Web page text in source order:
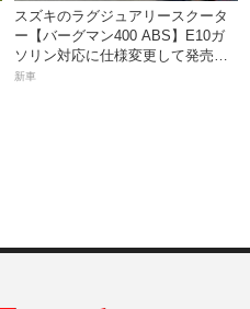
スズキのラグジュアリースクータ
ー【バーグマン400 ABS】E10ガ
ソリン対応に仕様変更して発売。
価格は据え置きの98万100円！
新車